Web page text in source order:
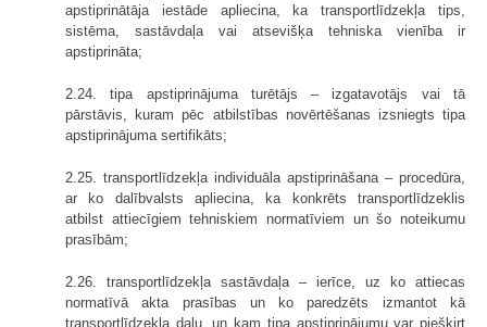
apstiprinātāja iestāde apliecina, ka transportlīdzekļa tips,
sistēma, sastāvdaļa vai atsevišķa tehniska vienība ir
apstiprināta;
2.24. tipa apstiprinājuma turētājs – izgatavotājs vai tā
pārstāvis, kuram pēc atbilstības novērtēšanas izsniegts tipa
apstiprinājuma sertifikāts;
2.25. transportlīdzekļa individuāla apstiprināšana – procedūra,
ar ko dalībvalsts apliecina, ka konkrēts transportlīdzeklis
atbilst attiecīgiem tehniskiem normatīviem un šo noteikumu
prasībām;
2.26. transportlīdzekļa sastāvdaļa – ierīce, uz ko attiecas
normatīvā akta prasības un ko paredzēts izmantot kā
transportlīdzekļa daļu, un kam tipa apstiprinājumu var piešķirt